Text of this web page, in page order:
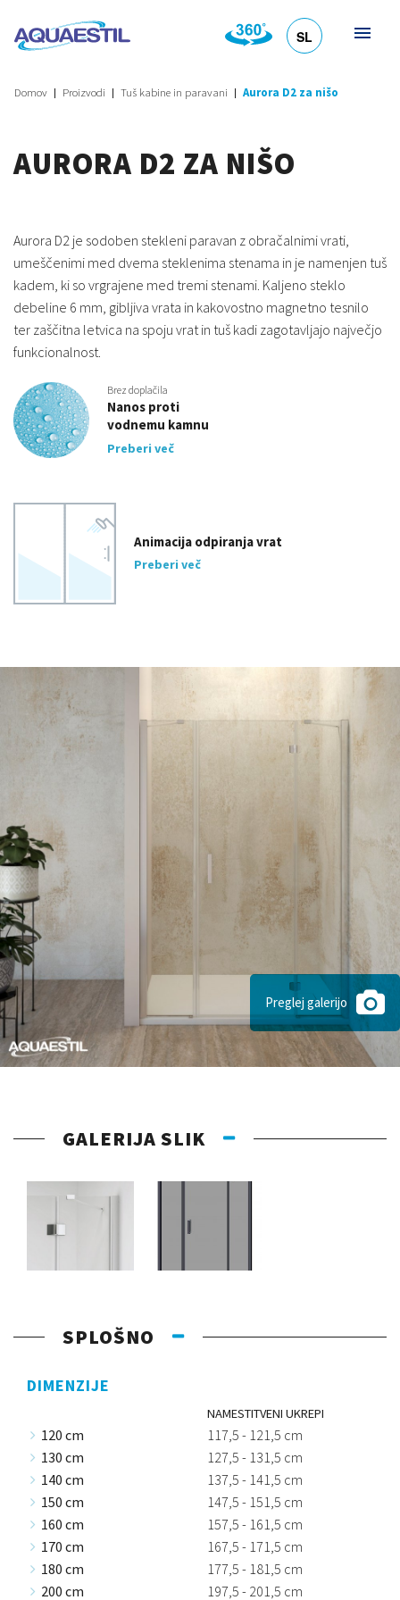
SL
Domov Proizvodi Tuš kabine in paravani Aurora D2 za nišo
AURORA D2 ZA NIŠO
Aurora D2 je sodoben stekleni paravan z obračalnimi vrati,
umeščenimi med dvema steklenima stenama in je namenjen tuš
kadem, ki so vrgrajene med tremi stenami. Kaljeno steklo
debeline 6 mm, gibljiva vrata in kakovostno magnetno tesnilo
ter zaščitna letvica na spoju vrat in tuš kadi zagotavljajo največjo
funkcionalnost.
Brez doplačila
Nanos proti
vodnemu kamnu
Preberi več
Animacija odpiranja vrat
Preberi več
Preglej galerijo
GALERIJA SLIK
SPLOŠNO
DIMENZIJE
NAMESTITVENI UKREPI
120 cm
117,5 - 121,5 cm
130 cm
127,5 - 131,5 cm
140 cm
137,5 - 141,5 cm
150 cm
147,5 - 151,5 cm
160 cm
157,5 - 161,5 cm
170 cm
167,5 - 171,5 cm
180 cm
177,5 - 181,5 cm
200 cm
197,5 - 201,5 cm